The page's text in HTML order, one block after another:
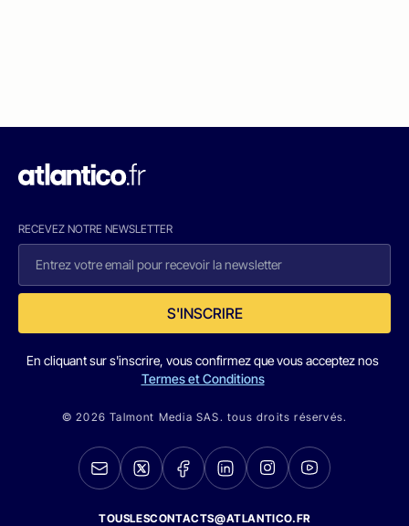
RECEVEZ NOTRE NEWSLETTER
S'INSCRIRE
En cliquant sur s'inscrire, vous confirmez que vous acceptez nos
Termes et Conditions
© 2026 Talmont Media SAS. tous droits réservés.
TOUSLESCONTACTS@ATLANTICO.FR